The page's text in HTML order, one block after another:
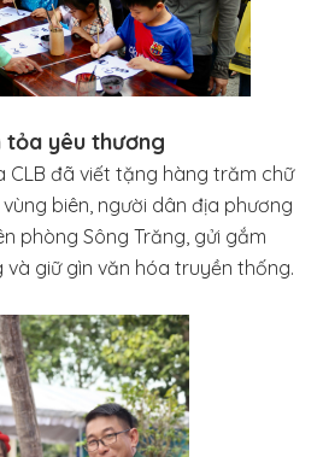
tỏa yêu thương
CLB đã viết tặng hàng trăm chữ
biên, người dân địa phương
phòng Sông Trăng, gửi gắm
giữ gìn văn hóa truyền thống.